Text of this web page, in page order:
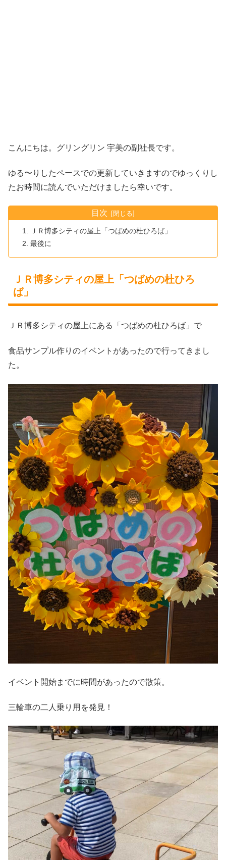
こんにちは。グリングリン 宇美の副社長です。
ゆる〜りしたペースでの更新していきますのでゆっくりし
たお時間に読んでいただけましたら幸いです。
目次
ＪＲ博多シティの屋上「つばめの杜ひろば」
最後に
ＪＲ博多シティの屋上「つばめの杜ひろ
ば」
ＪＲ博多シティの屋上にある「つばめの杜ひろば」で
食品サンプル作りのイベントがあったので行ってきまし
た。
イベント開始までに時間があったので散策。
三輪車の二人乗り用を発見！